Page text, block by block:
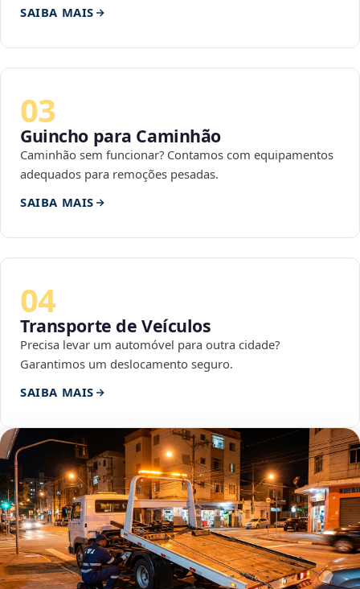
SAIBA MAIS
03
Guincho para Caminhão
Caminhão sem funcionar? Contamos com equipamentos
adequados para remoções pesadas.
SAIBA MAIS
04
Transporte de Veículos
Precisa levar um automóvel para outra cidade?
Garantimos um deslocamento seguro.
SAIBA MAIS